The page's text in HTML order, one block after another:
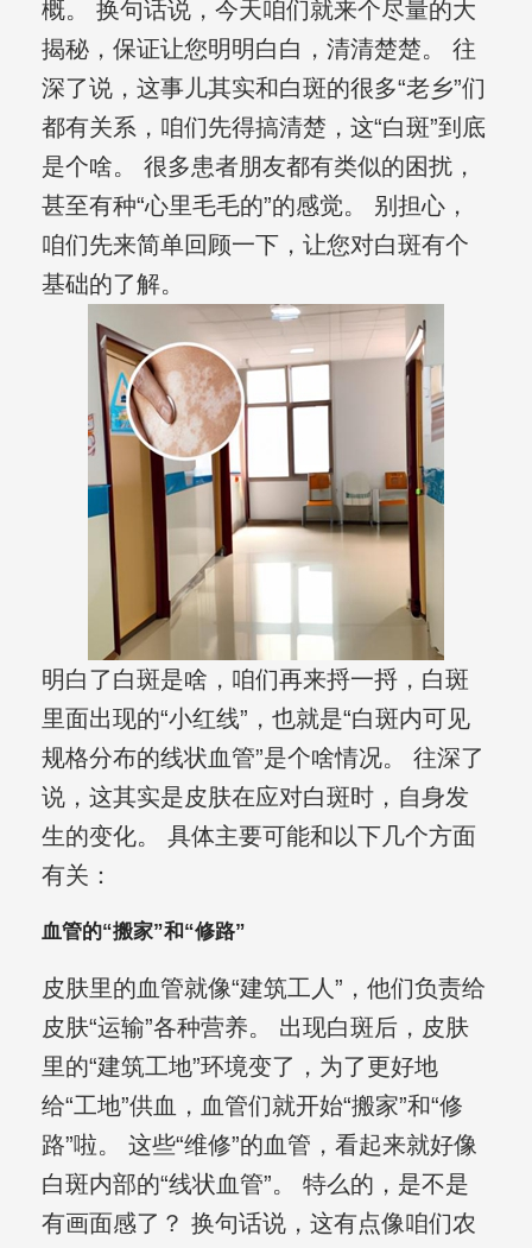
概。 换句话说，今天咱们就来个尽量的大
揭秘，保证让您明明白白，清清楚楚。 往
深了说，这事儿其实和白斑的很多“老乡”们
都有关系，咱们先得搞清楚，这“白斑”到底
是个啥。 很多患者朋友都有类似的困扰，
甚至有种“心里毛毛的”的感觉。 别担心，
咱们先来简单回顾一下，让您对白斑有个
基础的了解。
明白了白斑是啥，咱们再来捋一捋，白斑
里面出现的“小红线”，也就是“白斑内可见
规格分布的线状血管”是个啥情况。 往深了
说，这其实是皮肤在应对白斑时，自身发
生的变化。 具体主要可能和以下几个方面
有关：
血管的“搬家”和“修路”
皮肤里的血管就像“建筑工人”，他们负责给
皮肤“运输”各种营养。 出现白斑后，皮肤
里的“建筑工地”环境变了，为了更好地
给“工地”供血，血管们就开始“搬家”和“修
路”啦。 这些“维修”的血管，看起来就好像
白斑内部的“线状血管”。 特么的，是不是
有画面感了？ 换句话说，这有点像咱们农